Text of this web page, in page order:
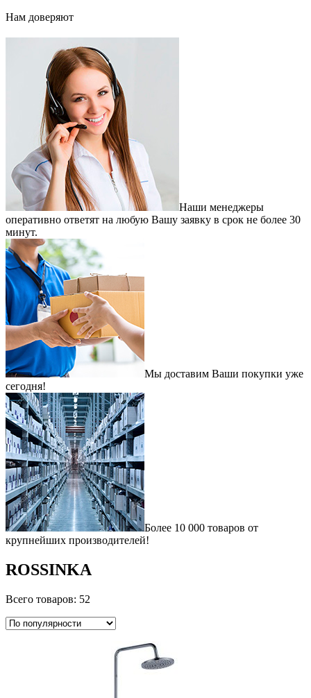
Нам доверяют
Наши менеджеры
оперативно ответят на любую Вашу заявку в срок не более 30
минут.
Мы доставим Ваши покупки уже
сегодня!
Более 10 000 товаров от
крупнейших производителей!
ROSSINKA
Всего товаров: 52